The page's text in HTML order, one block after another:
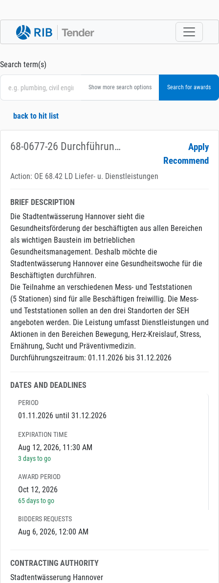
Search term(s)
Show more search options
back to hit list
68-0677-26 Durchführung von Gesundheitstagen für die Stadtentwässerung Hannover
Apply
Recommend
Action: OE 68.42 LD Liefer- u. Dienstleistungen
BRIEF DESCRIPTION
Die Stadtentwässerung Hannover sieht die
Gesundheitsförderung der beschäftigten aus allen Bereichen
als wichtigen Baustein im betrieblichen
Gesundheitsmanagement. Deshalb möchte die
Stadtentwässerung Hannover eine Gesundheitswoche für die
Beschäftigten durchführen.
Die Teilnahme an verschiedenen Mess- und Teststationen
(5 Stationen) sind für alle Beschäftigen freiwillig. Die Mess-
und Teststationen sollen an den drei Standorten der SEH
angeboten werden. Die Leistung umfasst Dienstleistungen und
Aktionen in den Bereichen Bewegung, Herz-Kreislauf, Stress,
Ernährung, Sucht und Präventivmedizin.
Durchführungszeitraum: 01.11.2026 bis 31.12.2026
DATES AND DEADLINES
PERIOD
01.11.2026 until 31.12.2026
EXPIRATION TIME
Aug 12, 2026, 11:30 AM
3 days to go
AWARD PERIOD
Oct 12, 2026
65 days to go
BIDDERS REQUESTS
Aug 6, 2026, 12:00 AM
CONTRACTING AUTHORITY
Stadtentwässerung Hannover